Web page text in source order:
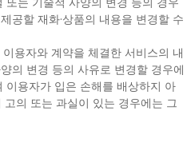
공할 재화·상품의 내용을 변경할 수
용자와 계약을 체결한 서비스의 내
의 변경 등의 사유로 변경할 경우에
이용자가 입은 손해를 배상하지 아
고의 또는 과실이 있는 경우에는 그